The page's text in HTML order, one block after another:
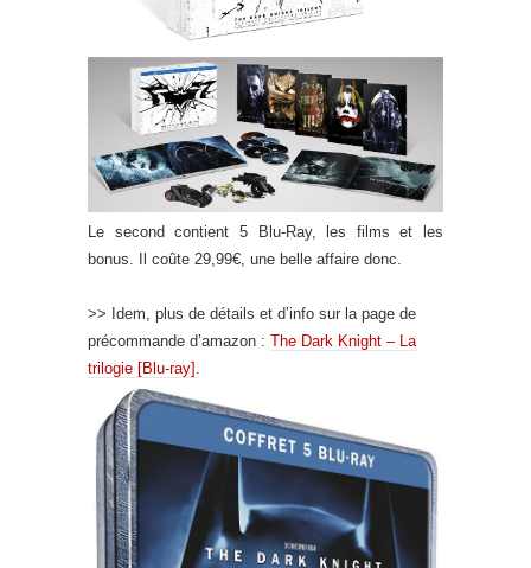
Le second contient 5 Blu-Ray, les films et les
bonus. Il coûte 29,99€, une belle affaire donc.
>> Idem, plus de détails et d’info sur la page de
précommande d’amazon : The Dark Knight – La
trilogie [Blu-ray].